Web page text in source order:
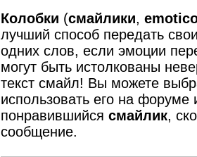
Колобки (смайлики,
лучший способ передать
одних слов, если эмоции
могут быть истолкованы
текст смайл! Вы можете
использовать его на
понравившийся смайлик,
сообщение.